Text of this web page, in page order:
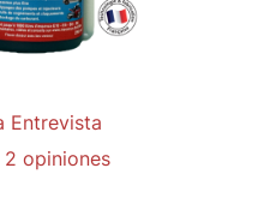
Entrevista
2 opiniones